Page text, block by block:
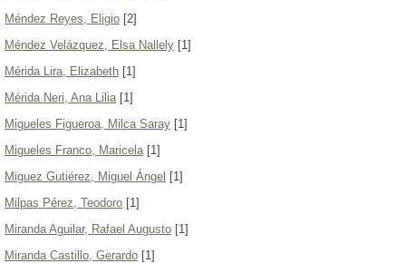
Méndez Reyes, Eligio [2]
Méndez Velázquez, Elsa Nallely [1]
Mérida Lira, Elizabeth [1]
Mérida Neri, Ana Lilia[1]
Migueles Figueroa, Milca Saray [1]
Migueles Franco, Maricela[1]
Miguez Gutiérez, Miguel Ángel [1]
Milpas Pérez, Teodoro [1]
Miranda Aguilar, Rafael Augusto [1]
Miranda Castillo, Gerardo [1]